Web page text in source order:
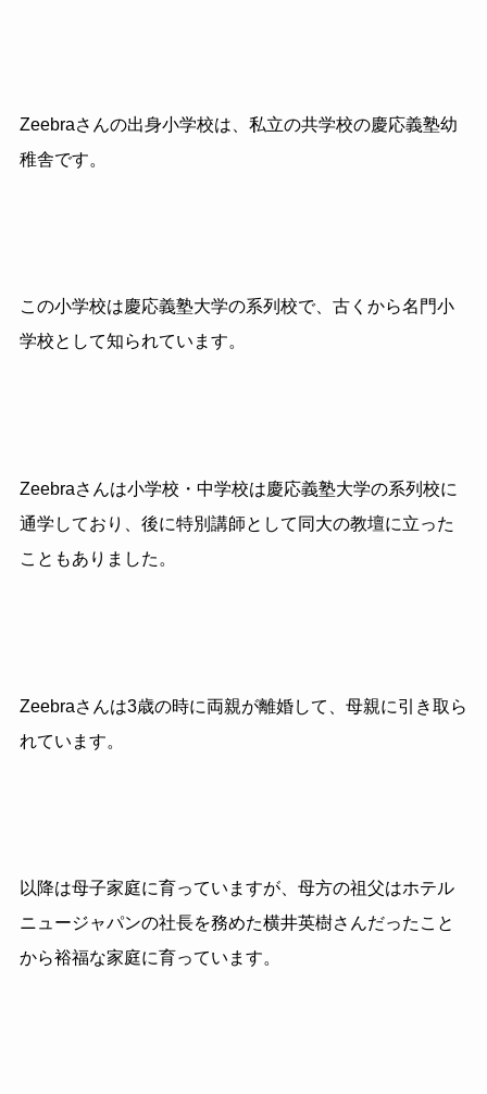
Zeebraさんの出身小学校は、私立の共学校の慶応義塾幼
稚舎です。
この小学校は慶応義塾大学の系列校で、古くから名門小
学校として知られています。
Zeebraさんは小学校・中学校は慶応義塾大学の系列校に
通学しており、後に特別講師として同大の教壇に立った
こともありました。
Zeebraさんは3歳の時に両親が離婚して、母親に引き取ら
れています。
以降は母子家庭に育っていますが、母方の祖父はホテル
ニュージャパンの社長を務めた横井英樹さんだったこと
から裕福な家庭に育っています。